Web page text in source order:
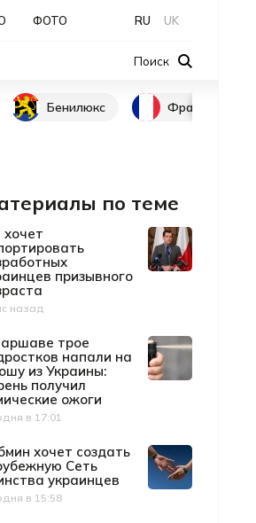
ФОТО RU UK
Поиск
Бенилюкс Франция
по теме
хочет
призывного
публикации
назад
трое
напали на
из Украины:
получил
ожоги
публикации
в 17:01
хочет создать
Сеть
украинцев
публикации
в 15:58